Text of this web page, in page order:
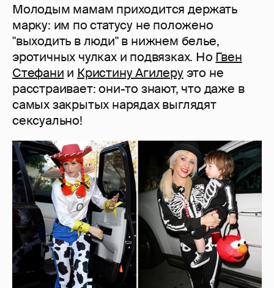
Молодым мамам приходится держать
марку: им по статусу не положено
"выходить в люди" в нижнем белье,
эротичных чулках и подвязках. Но Гвен
Стефани и Кристину Агилеруэто не
расстраивает: они-то знают, что даже в
самых закрытых нарядах выглядят
сексуально!